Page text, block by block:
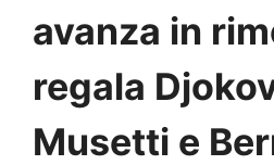
avanza in
regala
Musetti e